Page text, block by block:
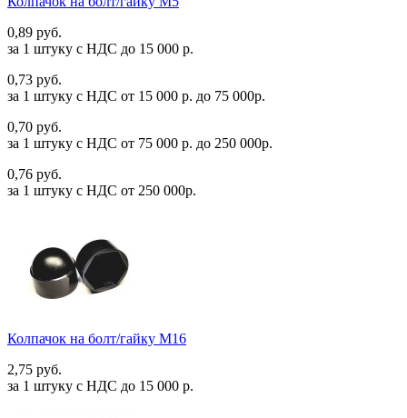
0,89 руб.
за 1 штуку c НДС до 15 000 р.
0,73 руб.
за 1 штуку c НДС от 15 000 р. до 75 000р.
0,70 руб.
за 1 штуку c НДС от 75 000 р. до 250 000р.
0,76 руб.
за 1 штуку c НДС от 250 000р.
Колпачок на болт/гайку М16
2,75 руб.
за 1 штуку c НДС до 15 000 р.